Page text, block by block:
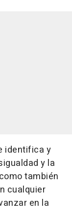
identifica y
y la
también
cualquier
en la